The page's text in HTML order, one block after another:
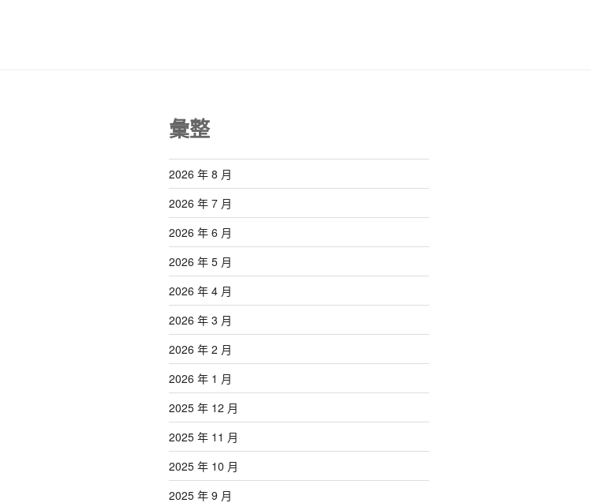
彙整
2026 年 8 月
2026 年 7 月
2026 年 6 月
2026 年 5 月
2026 年 4 月
2026 年 3 月
2026 年 2 月
2026 年 1 月
2025 年 12 月
2025 年 11 月
2025 年 10 月
2025 年 9 月